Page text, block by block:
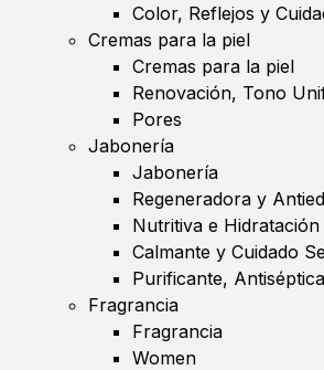
Color, Reflejos y
Cremas para la piel
Cremas para la piel
Renovación, Tono
Pores
Jabonería
Jabonería
Regeneradora y
Nutritiva e
Calmante y Cuidado
Purificante,
Fragrancia
Fragrancia
Women